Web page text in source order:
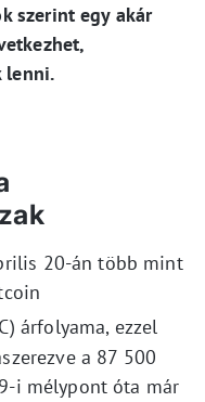
szerint egy akár
lenni.
20-án több mint
árfolyama, ezzel
a 87 500
i mélypont óta már